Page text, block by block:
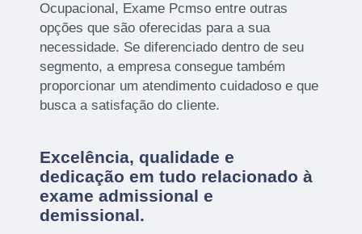
Ocupacional, Exame Pcmso entre outras
opções que são oferecidas para a sua
necessidade. Se diferenciado dentro de seu
segmento, a empresa consegue também
proporcionar um atendimento cuidadoso e que
busca a satisfação do cliente.
Excelência, qualidade e
dedicação em tudo relacionado à
exame admissional e
demissional.